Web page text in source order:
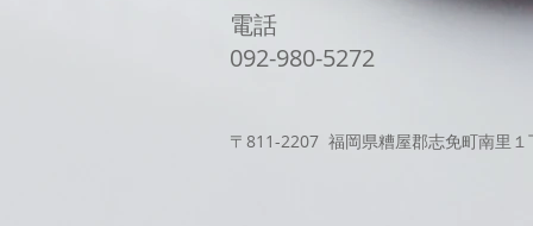
電話
​092-980-5272
〒811-2207 福岡県糟屋郡志免町南里１